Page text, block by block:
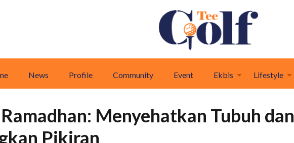
News Profile Community Event Ekbis Lifestyle
Menyehatkan Tubuh dan
Pikiran